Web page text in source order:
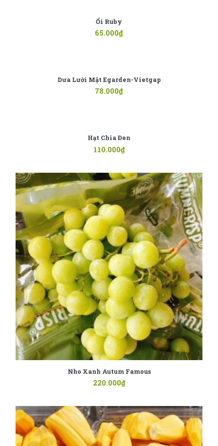
Ổi Ruby
65.000₫
Dưa Lưới Mật Egarden-Vietgap
78.000₫
Hạt Chia Đen
110.000₫
Nho Xanh Autum Famous
220.000₫